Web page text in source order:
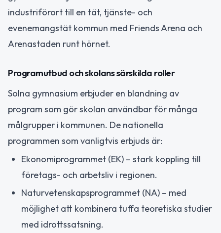
industriförort till en tät, tjänste- och
evenemangstät kommun med Friends Arena och
Arenastaden runt hörnet.
Programutbud och skolans särskilda roller
Solna gymnasium erbjuder en blandning av
program som gör skolan användbar för många
målgrupper i kommunen. De nationella
programmen som vanligtvis erbjuds är:
Ekonomiprogrammet (EK) – stark koppling till
företags- och arbetsliv i regionen.
Naturvetenskapsprogrammet (NA) – med
möjlighet att kombinera tuffa teoretiska studier
med idrottssatsning.